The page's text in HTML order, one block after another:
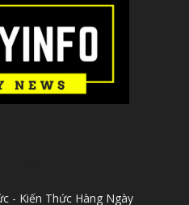
- Kiến Thức Hàng Ngày